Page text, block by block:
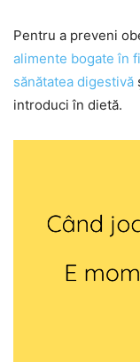
Pentru a preveni
alimente bogate în
sănătatea digestivă
introduci în dietă.